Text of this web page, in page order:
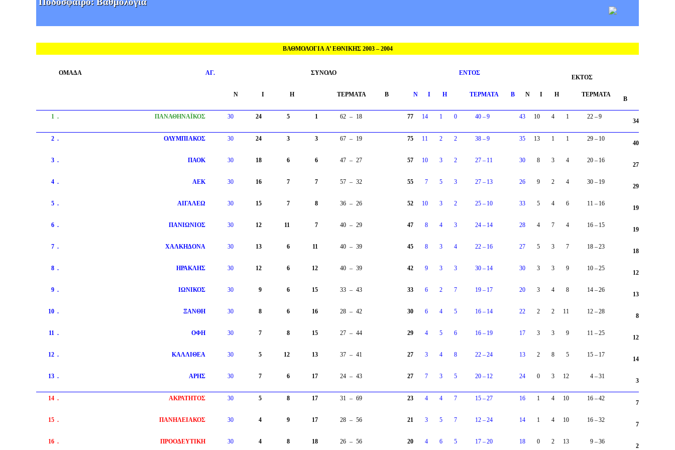
ΒΑΘΜΟΛΟΓΙΑ A’ ΕΘΝΙΚΗΣ 2003 – 2004
ΟΜΑΔΑ ΑΓ. ΣΥΝΟΛΟ ΕΝΤΟΣ
ΕΚΤΟΣ
Ν I Η ΤΕΡΜΑΤΑ Β Ν I Η ΤΕΡΜΑΤΑ Β Ν I Η ΤΕΡΜΑΤΑ
Β
1 . ΠΑΝΑΘΗΝΑΪΚΟΣ 30 24 5 1 62 – 18 77 14 1 0 40 –9 43 10 4 1 22 –9
34
2 . ΟΛΥΜΠΙΑΚΟΣ 30 24 3 3 67 – 19 75 11 2 2 38 –9 35 13 1 1 29 – 10
40
3 . ΠΑΟΚ 30 18 6 6 47 – 27 57 10 3 2 27 – 11 30 8 3 4 20 – 16
27
4 . ΑΕΚ 30 16 7 7 57 – 32 55 7 5 3 27 – 13 26 9 2 4 30 – 19
29
5 . ΑΙΓΑΛΕΩ 30 15 7 8 36 – 26 52 10 3 2 25 – 10 33 5 4 6 11 – 16
19
6 . ΠΑΝΙΩΝΙΟΣ 30 12 11 7 40 – 29 47 8 4 3 24 – 14 28 4 7 4 16 – 15
19
7 . ΧΑΛΚΗΔΟΝΑ 30 13 6 11 40 – 39 45 8 3 4 22 – 16 27 5 3 7 18 –23
18
8 . ΗΡΑΚΛΗΣ 30 12 6 12 40 – 39 42 9 3 3 30 – 14 30 3 3 9 10 –25
12
9 . ΙΩΝΙΚΟΣ 30 9 6 15 33 – 43 33 6 2 7 19 – 17 20 3 4 8 14 –26
13
10 . ΞΑΝΘΗ 30 8 6 16 28 – 42 30 6 4 5 16 – 14 22 2 2 11 12 –28
8
11 . ΟΦΗ 30 7 8 15 27 – 44 29 4 5 6 16 – 19 17 3 3 9 11 –25
12
12 . ΚΑΛΛΙΘΕΑ 30 5 12 13 37 – 41 27 3 4 8 22 –24 13 2 8 5 15 – 17
14
13 . ΑΡΗΣ 30 7 6 17 24 – 43 27 7 3 5 20 – 12 24 0 3 12 4 –31
3
14 . ΑΚΡΑΤΗΤΟΣ 30 5 8 17 31 – 69 23 4 4 7 15 –27 16 1 4 10 16 –42
7
15 . ΠΑΝΗΛΕΙΑΚΟΣ 30 4 9 17 28 – 56 21 3 5 7 12 –24 14 1 4 10 16 –32
7
16 . ΠΡΟΟΔΕΥΤΙΚΗ 30 4 8 18 26 – 56 20 4 6 5 17 –20 18 0 2 13 9 –36
2